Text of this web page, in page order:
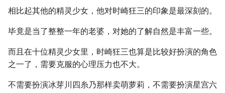
相比起其他的精灵少女，他对时崎狂三的印象是最深刻的。
毕竟是当了整整一年的老婆，对她的了解自然是丰富一些。
而且在十位精灵少女里，时崎狂三也算是比较好扮演的角色
之一了，需要克服的心理压力也不大。
不需要扮演冰芽川四糸乃那样卖萌萝莉，不需要扮演星宫六